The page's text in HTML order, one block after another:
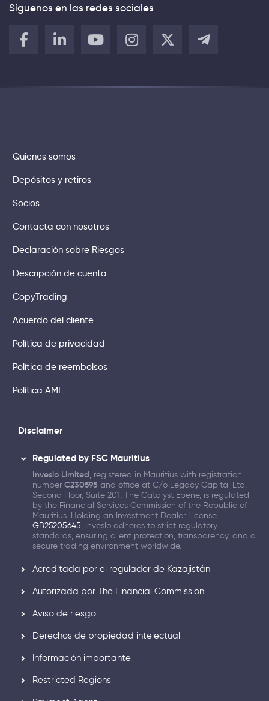
Síguenos en las redes sociales
Quienes somos
Depósitos y retiros
Socios
Contacta con nosotros
Declaración sobre Riesgos
Descripción de cuenta
CopyTrading
Acuerdo del cliente
Política de privacidad
Política de reembolsos
Política AML
Disclaimer
Regulated by FSC Mauritius
Inveslo Limited, registered in Mauritius with registration
number C230595 and office at C/o Legacy Capital Ltd.
Second Floor, Suite 201, The Catalyst Ebene, is regulated
by the Financial Services Commission of the Republic of
Mauritius. Holding an Investment Dealer License,
GB25205645, Inveslo adheres to strict regulatory
standards, ensuring client protection, transparency, and a
secure trading environment worldwide.
Acreditada por el regulador de Kazajistán
Autorizada por The Financial Commission
Aviso de riesgo
Derechos de propiedad intelectual
Información importante
Restricted Regions